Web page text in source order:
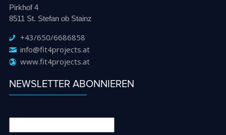
Pirkhof 4
8511 St. Stefan ob Stainz
+43/650/6686858
info@fit4projects.at
www.fit4projects.at
NEWSLETTER ABONNIEREN